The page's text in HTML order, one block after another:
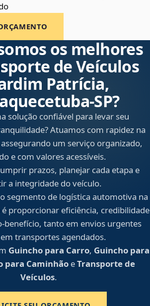
os melhores
de Veículos
Patrícia,
solução confiável para levar seu
Atuamos com rapidez na
um serviço organizado,
e com valores acessíveis.
prazos, planejar cada etapa e
a integridade do veículo.
segmento de logística automotiva na
proporcionar eficiência, credibilidade
benefício, tanto em envios urgentes
transportes agendados.
Guincho para Carro, Guincho para
para CaminhãoeTransporte de
Veículos.